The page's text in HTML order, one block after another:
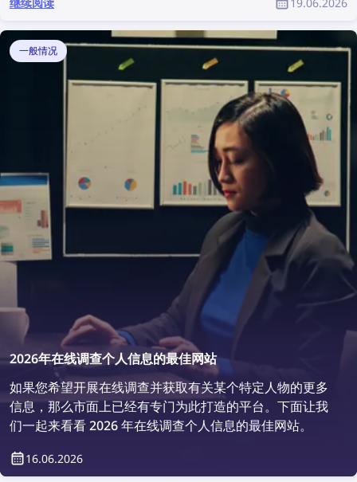
助反向图片搜索技术，发现网络上的版权侵权并加以防范
比以往任何时候都更容易。本文将介绍如何通过反向图片
搜索和正确的删除请求，只需几个简单步骤即可在互联网
上找到并移除被盗图片。
继续阅读 19.06.2026
一般情况
2026年在线调查个人信息的最佳网站
如果您希望开展在线调查并获取有关某个特定人物的更多
信息，那么市面上已经有专门为此打造的平台。下面让我
们一起来看看 2026 年在线调查个人信息的最佳网站。
16.06.2026